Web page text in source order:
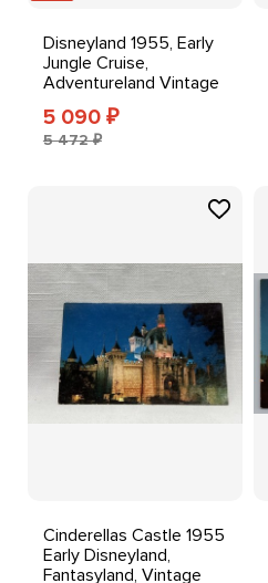
Disneyland 1955, Early
Jungle Cruise,
Adventureland Vintage
Postcard
5 090 ₽
5 472 ₽
Cinderellas Castle 1955
Early Disneyland,
Fantasyland, Vintage